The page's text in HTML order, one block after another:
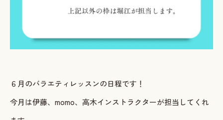
６月のバラエティレッスンの日程です！
今月は伊藤、momo、高木インストラクターが担当してくれ